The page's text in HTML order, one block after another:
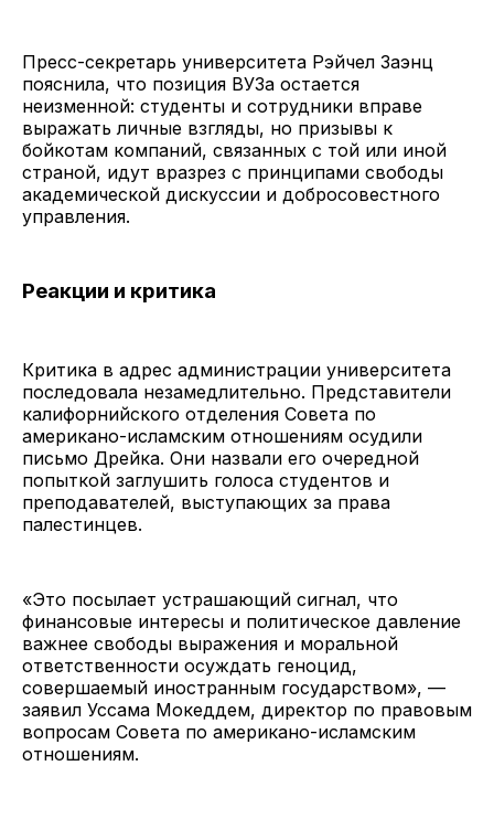
Пресс-секретарь университета Рэйчел Заэнц
пояснила, что позиция ВУЗа остается
неизменной: студенты и сотрудники вправе
выражать личные взгляды, но призывы к
бойкотам компаний, связанных с той или иной
страной, идут вразрез с принципами свободы
академической дискуссии и добросовестного
управления.
Реакции и критика
Критика в адрес администрации университета
последовала незамедлительно. Представители
калифорнийского отделения Совета по
американо-исламским отношениям осудили
письмо Дрейка. Они назвали его очередной
попыткой заглушить голоса студентов и
преподавателей, выступающих за права
палестинцев.
«Это посылает устрашающий сигнал, что
финансовые интересы и политическое давление
важнее свободы выражения и моральной
ответственности осуждать геноцид,
совершаемый иностранным государством», —
заявил Уссама Мокеддем, директор по правовым
вопросам Совета по американо-исламским
отношениям.